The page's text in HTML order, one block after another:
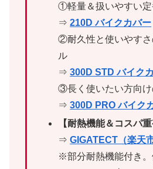
①軽量＆扱いやすい
⇒210D バイクカバー
②耐久性と使いやす
ル
⇒300D STD バイク
③長く使いたい方向
⇒300D PRO バイク
【耐熱機能＆コスパ重
⇒GIGATECT（楽天
※部分耐熱機能付き